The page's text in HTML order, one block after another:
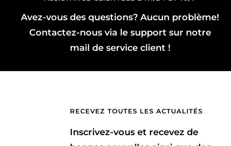
Avez-vous des questions? Aucun problème!
Contactez-nous via le support sur notre
mail de service client !
RECEVEZ TOUTES LES ACTUALITÉS
Inscrivez-vous et recevez de